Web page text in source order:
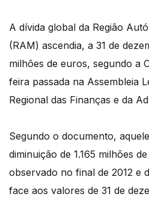
A dívida global da Região
(RAM) ascendia, a 31 de
milhões de euros, segundo a
feira passada na Assembleia
Regional das Finanças e da
Segundo o documento,
diminuição de 1.165 milhões
observado no final de 2012 e
face aos valores de 31 de